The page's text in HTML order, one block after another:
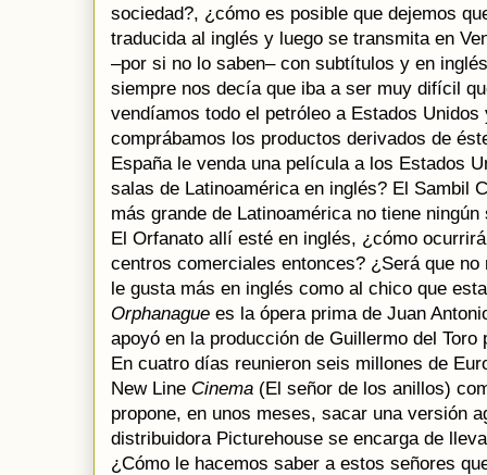
sociedad?, ¿cómo es posible que dejemos
traducida al inglés y luego se transmita en
–por si no lo saben– con subtítulos y en
siempre nos decía que iba a ser muy difícil
vendíamos todo el petróleo a Estados
comprábamos los productos derivados de
España le venda una película a los Estados
salas de Latinoamérica en inglés? El Sambil
más grande de Latinoamérica no tiene
El Orfanato allí esté en inglés, ¿cómo
centros comerciales entonces? ¿Será que
le gusta más en inglés como al chico que
Orphanague es la ópera prima de Juan
apoyó en la producción de Guillermo del
En cuatro días reunieron seis millones de
New Line Cinema (El señor de los anillos)
propone, en unos meses, sacar una versión
distribuidora Picturehouse se encarga de
¿Cómo le hacemos saber a estos señores